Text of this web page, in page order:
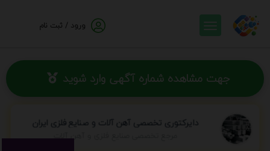
ورود / ثبت نام
دایرکتوری تخصصی آهن آلات و صنایع فلزی ایران
مرجع تخصصی صنایع فلزی و آهن آلات
جهت مشاهده شماره آگهی وارد شوید